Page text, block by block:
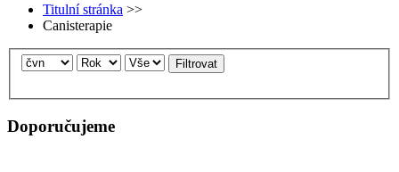
Titulní stránka >>
Canisterapie
Filtrovat
Doporučujeme